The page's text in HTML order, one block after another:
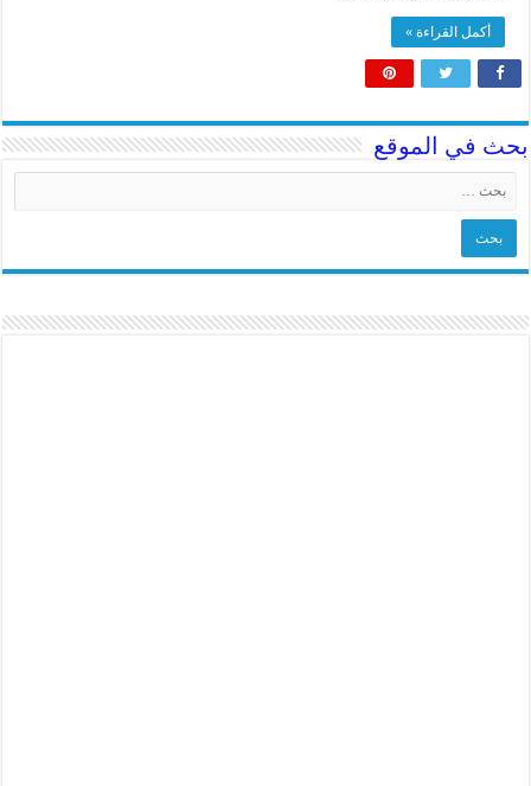
أكمل القراءة »
بحث في الموقع